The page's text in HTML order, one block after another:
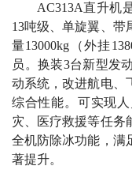
AC313A直升机
13吨级、单旋翼、
量13000kg（外挂
员。换装3台新型发
动系统，改进航电
综合性能。可实现
灾、医疗救援等任务
全机防除冰功能，
著提升。